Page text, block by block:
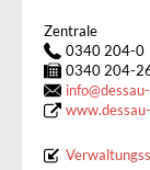
Zentrale
0340 204-0
0340 204-
info@